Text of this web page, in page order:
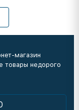
магазин
товары недорого